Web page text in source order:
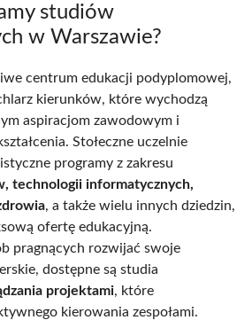
studiów
w Warszawie?
centrum edukacji podyplomowej,
kierunków, które wychodzą
aspiracjom zawodowym i
Stołeczne uczelnie
programy z zakresu
technologii informatycznych,
, a także wielu innych dziedzin,
ofertę edukacyjną.
pragnących rozwijać swoje
dostępne są studia
projektami, które
kierowania zespołami.